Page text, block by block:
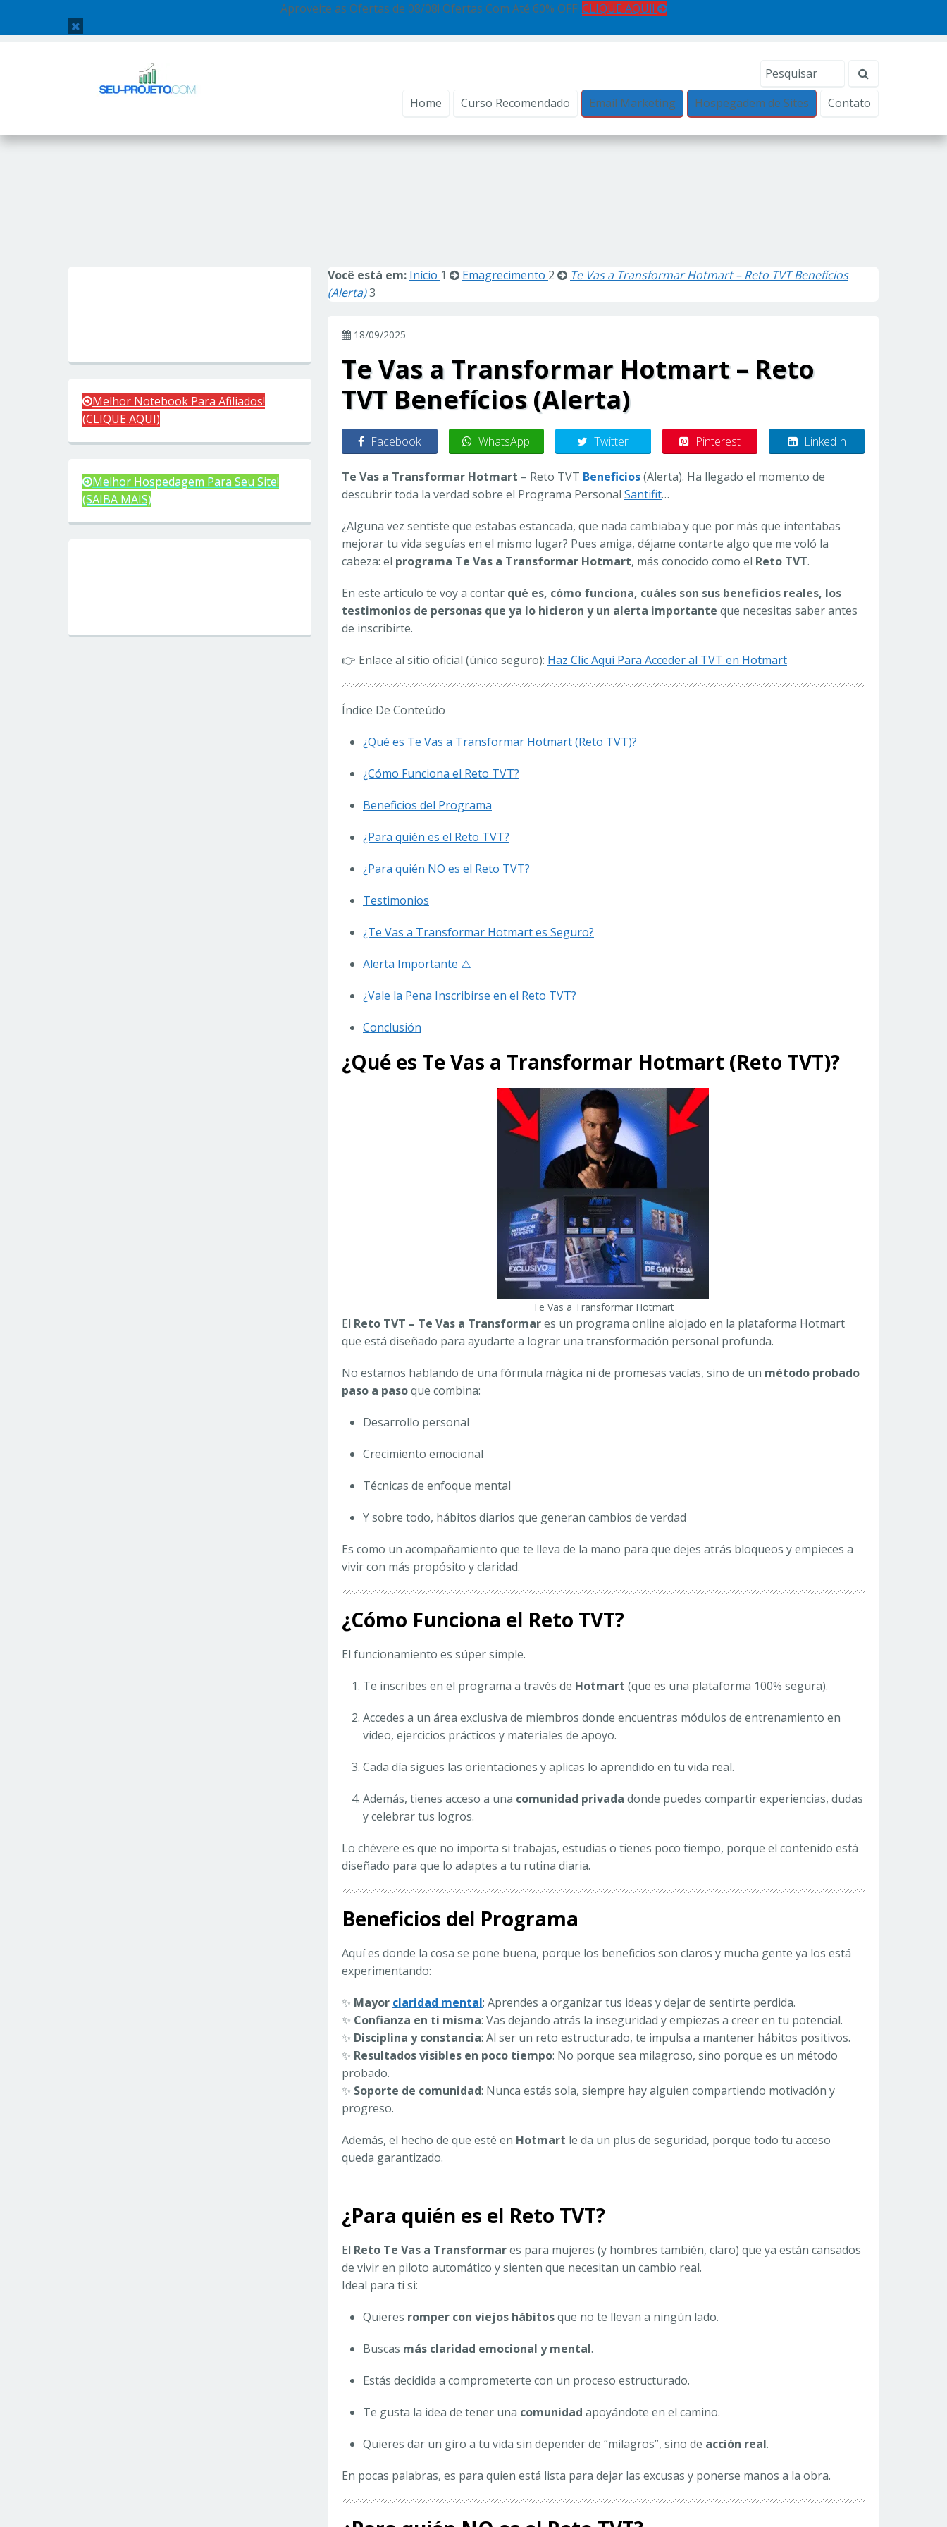
Aproveite as Ofertas de 08/08! Ofertas Com Até 60% OFF! CLIQUE AQUI!
Home Curso Recomendado Email Marketing Hospegadem de Sites Contato
Você está em: Início 1 Emagrecimento 2
Te Vas a Transformar Hotmart – Reto TVT Benefícios
(Alerta)3
18/09/2025
Te Vas a Transformar Hotmart – Reto
TVT Benefícios (Alerta)
Facebook WhatsApp Twitter Pinterest LinkedIn
Te Vas a Transformar Hotmart – Reto TVT Beneficios(Alerta). Ha llegado el momento de
descubrir toda la verdad sobre el Programa Personal Santifit…
¿Alguna vez sentiste que estabas estancada, que nada cambiaba y que por más que intentabas
mejorar tu vida seguías en el mismo lugar? Pues amiga, déjame contarte algo que me voló la
cabeza: el programa Te Vas a Transformar Hotmart, más conocido como el Reto TVT.
En este artículo te voy a contar qué es, cómo funciona, cuáles son sus beneficios reales, los
testimonios de personas que ya lo hicieron y un alerta importante que necesitas saber antes
de inscribirte.
👉 Enlace al sitio oficial (único seguro): Haz Clic Aquí Para Acceder al TVT en Hotmart
Índice De Conteúdo
¿Qué es Te Vas a Transformar Hotmart (Reto TVT)?
¿Cómo Funciona el Reto TVT?
Beneficios del Programa
¿Para quién es el Reto TVT?
¿Para quién NO es el Reto TVT?
Testimonios
¿Te Vas a Transformar Hotmart es Seguro?
Alerta Importante ⚠️
¿Vale la Pena Inscribirse en el Reto TVT?
Conclusión
¿Qué es Te Vas a Transformar Hotmart (Reto TVT)?
Te Vas a Transformar Hotmart
El Reto TVT – Te Vas a Transformares un programa online alojado en la plataforma Hotmart
que está diseñado para ayudarte a lograr una transformación personal profunda.
No estamos hablando de una fórmula mágica ni de promesas vacías, sino de un método probado
paso a pasoque combina:
Desarrollo personal
Crecimiento emocional
Técnicas de enfoque mental
Y sobre todo, hábitos diarios que generan cambios de verdad
Es como un acompañamiento que te lleva de la mano para que dejes atrás bloqueos y empieces a
vivir con más propósito y claridad.
¿Cómo Funciona el Reto TVT?
El funcionamiento es súper simple.
Te inscribes en el programa a través de Hotmart (que es una plataforma 100% segura).
Accedes a un área exclusiva de miembros donde encuentras módulos de entrenamiento en
video, ejercicios prácticos y materiales de apoyo.
Cada día sigues las orientaciones y aplicas lo aprendido en tu vida real.
Además, tienes acceso a una comunidad privada donde puedes compartir experiencias, dudas
y celebrar tus logros.
Lo chévere es que no importa si trabajas, estudias o tienes poco tiempo, porque el contenido está
diseñado para que lo adaptes a tu rutina diaria.
Beneficios del Programa
Aquí es donde la cosa se pone buena, porque los beneficios son claros y mucha gente ya los está
experimentando:
✨ Mayor claridad mental: Aprendes a organizar tus ideas y dejar de sentirte perdida.
✨ Confianza en ti misma: Vas dejando atrás la inseguridad y empiezas a creer en tu potencial.
✨ Disciplina y constancia: Al ser un reto estructurado, te impulsa a mantener hábitos positivos.
✨ Resultados visibles en poco tiempo: No porque sea milagroso, sino porque es un método
probado.
✨ Soporte de comunidad: Nunca estás sola, siempre hay alguien compartiendo motivación y
progreso.
Además, el hecho de que esté en Hotmart le da un plus de seguridad, porque todo tu acceso
queda garantizado.
¿Para quién es el Reto TVT?
El Reto Te Vas a Transformares para mujeres (y hombres también, claro) que ya están cansados
de vivir en piloto automático y sienten que necesitan un cambio real.
Ideal para ti si:
Quieres romper con viejos hábitosque no te llevan a ningún lado.
Buscas más claridad emocional y mental.
Estás decidida a comprometerte con un proceso estructurado.
Te gusta la idea de tener una comunidad apoyándote en el camino.
Quieres dar un giro a tu vida sin depender de “milagros”, sino de acción real.
En pocas palabras, es para quien está lista para dejar las excusas y ponerse manos a la obra.
Melhor Notebook Para Afiliados!
(CLIQUE AQUI)
Melhor Hospedagem Para Seu Site!
(SAIBA MAIS)